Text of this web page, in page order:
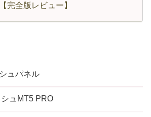
【完全版レビュー】
ュパネル
ュMT5 PRO